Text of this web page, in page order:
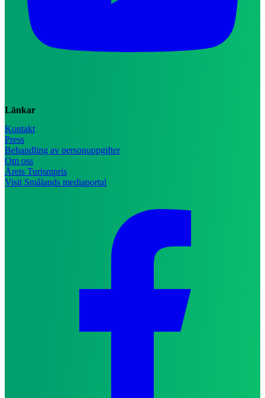
Länkar
Kontakt
Press
Behandling av personuppgifter
Om oss
Årets Turismpris
Visit Smålands mediaportal